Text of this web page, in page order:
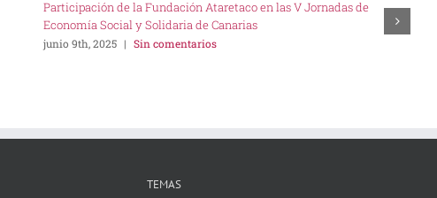
Participación de la Fundación Ataretaco en las V Jornadas de
Economía Social y Solidaria de Canarias
junio 9th, 2025 | Sin comentarios
TEMAS